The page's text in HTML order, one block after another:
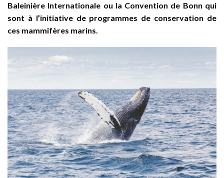
Baleinière Internationale ou la Convention de Bonn qui
sont à l’initiative de programmes de conservation de
ces mammifères marins.